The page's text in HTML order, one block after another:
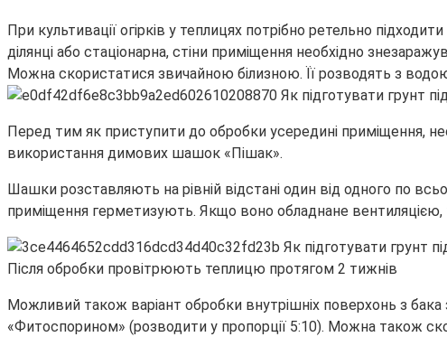
При культивації огірків у теплицях потрібно ретельно
ділянці або стаціонарна, стіни приміщення необхідно
Можна скористатися звичайною білизною. Її розводять з
Перед тим як приступити до обробки усередині приміщення,
використання димових шашок «Пішак».
Шашки розставляють на рівній відстані один від одного по
приміщення герметизують. Якщо воно обладнане вентиляцією,
Після обробки провітрюють теплицю протягом 2 тижнів
Можливий також варіант обробки внутрішніх поверхонь з
«Фитоспорином» (розводити у пропорції 5:10). Можна також